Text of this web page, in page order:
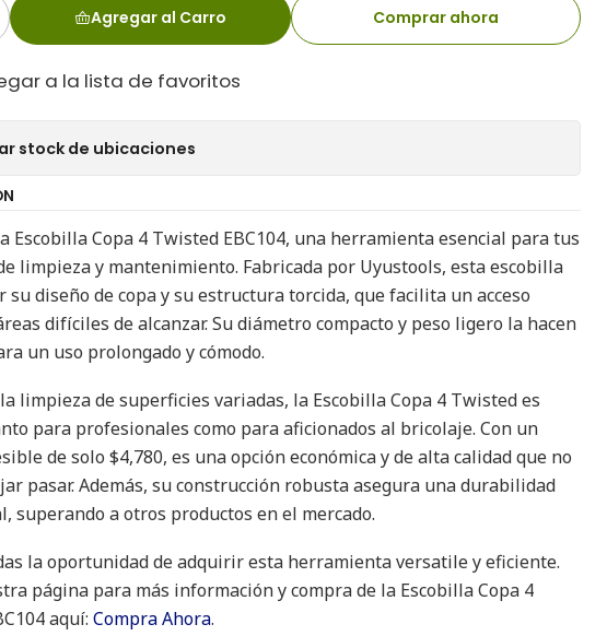
Agregar al Carro Comprar ahora
a la lista de favoritos
stock de ubicaciones
Escobilla Copa 4 Twisted EBC104, una herramienta esencial para tus
limpieza y mantenimiento. Fabricada por Uyustools, esta escobilla
su diseño de copa y su estructura torcida, que facilita un acceso
difíciles de alcanzar. Su diámetro compacto y peso ligero la hacen
un uso prolongado y cómodo.
limpieza de superficies variadas, la Escobilla Copa 4 Twisted es
para profesionales como para aficionados al bricolaje. Con un
de solo $4,780, es una opción económica y de alta calidad que no
pasar. Además, su construcción robusta asegura una durabilidad
superando a otros productos en el mercado.
la oportunidad de adquirir esta herramienta versatile y eficiente.
página para más información y compra de la Escobilla Copa 4
aquí: Compra Ahora.